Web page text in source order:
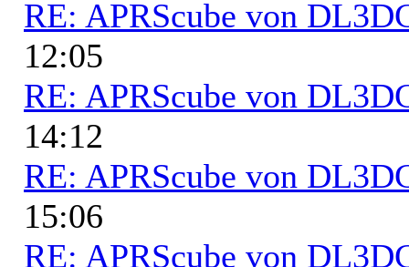
RE: APRScube von
12:05
RE: APRScube von
14:12
RE: APRScube von
15:06
RE: APRScube von